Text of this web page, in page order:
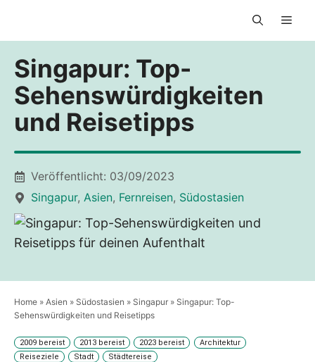
Singapur: Top-
Sehenswürdigkeiten
und Reisetipps
Veröffentlicht: 03/09/2023
Singapur, Asien, Fernreisen, Südostasien
Home » Asien » Südostasien » Singapur » Singapur: Top-
Sehenswürdigkeiten und Reisetipps
2009 bereist 2013 bereist 2023 bereist
Architektur
Reiseziele
Stadt Städtereise